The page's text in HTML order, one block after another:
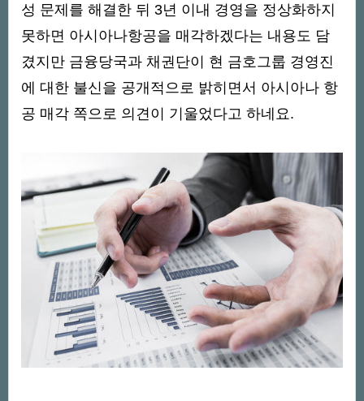
성 문제를 해결한 뒤 3년 이내 경영을 정상화하지
못하면 아시아나항공을 매각하겠다는 내용도 담
겼지만 금융당국과 채권단이 현 금호그룹 경영진
에 대한 불신을 공개적으로 밝히면서 아시아나 항
공 매각 쪽으로 의견이 기울었다고 하네요.